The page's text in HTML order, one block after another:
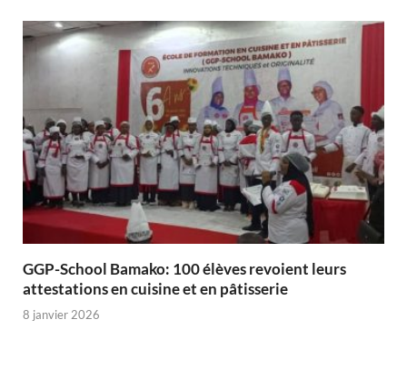
GGP-School Bamako: 100 élèves revoient leurs
attestations en cuisine et en pâtisserie
8 janvier 2026